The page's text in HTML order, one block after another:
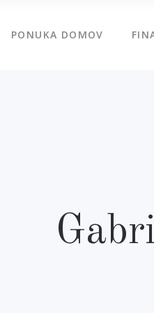
PONUKA DOMOV